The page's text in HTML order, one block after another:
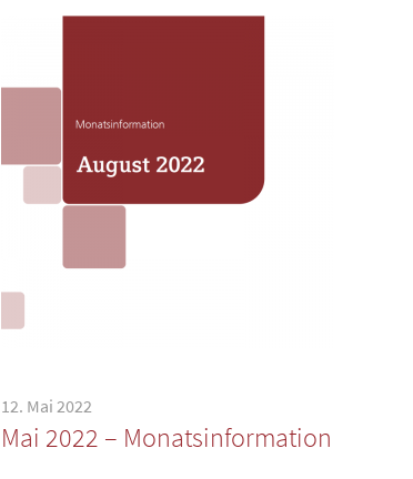
12. Mai 2022
Mai 2022 – Monatsinformation